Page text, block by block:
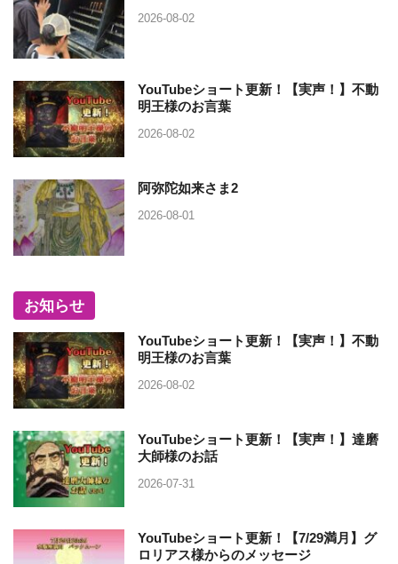
2026-08-02
YouTubeショート更新！【実声！】不動
明王様のお言葉
2026-08-02
阿弥陀如来さま2
2026-08-01
お知らせ
YouTubeショート更新！【実声！】不動
明王様のお言葉
2026-08-02
YouTubeショート更新！【実声！】達磨
大師様のお話
2026-07-31
YouTubeショート更新！【7/29満月】グ
ロリアス様からのメッセージ